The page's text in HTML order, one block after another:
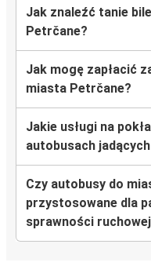
Jak znaleźć tanie
Petrčane?
Jak mogę zapłacić
miasta Petrčane?
Jakie usługi na
autobusach
Czy autobusy do
przystosowane dla
sprawności